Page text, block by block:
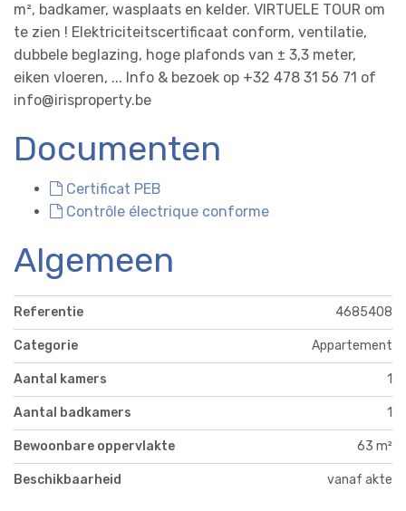
m², badkamer, wasplaats en kelder. VIRTUELE TOUR om
te zien ! Elektriciteitscertificaat conform, ventilatie,
dubbele beglazing, hoge plafonds van ± 3,3 meter,
eiken vloeren, ... Info & bezoek op +32 478 31 56 71 of
info@irisproperty.be
Documenten
Certificat PEB
Contrôle électrique conforme
Algemeen
Referentie 4685408
Categorie Appartement
Aantal kamers 1
Aantal badkamers 1
Bewoonbare oppervlakte 63 m²
Beschikbaarheid vanaf akte